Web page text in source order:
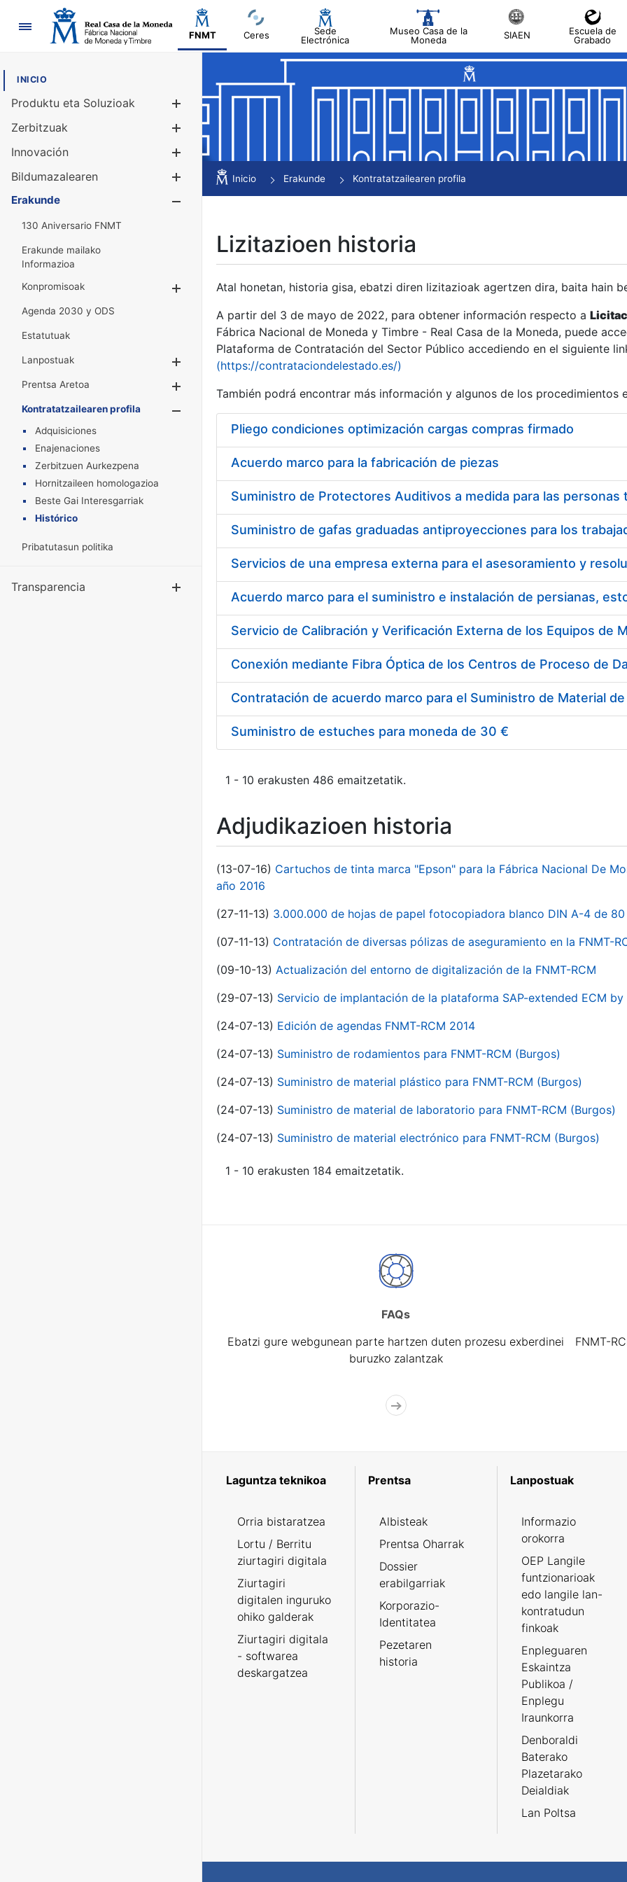
Nabigazioa
FNMT Ceres
Sede
Electrónica
Museo Casa de la
Moneda
SIAEN
Escuela de
Grabado
INICIO
Produktu eta Soluzioak
Erakutsi/Ezkutatu
Zerbitzuak
Innovación
Bildumazalearen
Erakutsi/Ezkutatu
Erakunde
130 Aniversario FNMT
Erakunde mailako
Informazioa
Konpromisoak
Erakutsi/Ezkutatu
Agenda 2030 y ODS
Estatutuak
Lanpostuak
Erakutsi/Ezkutatu
Prentsa Aretoa
Erakutsi/Ezkutatu
Kontratatzailearen profila
Erakutsi/Ezkutatu
Adquisiciones
Enajenaciones
Zerbitzuen Aurkezpena
Hornitzaileen homologazioa
Beste Gai Interesgarriak
Histórico
Pribatutasun politika
Transparencia Erakutsi/Ezkutatu
Inicio Erakunde Kontratatzailearen profila
Lizitazioen historia
Atal honetan, historia gisa, ebatzi diren lizitazioak agertzen dira, baita hain
A partir del 3 de mayo de 2022, para obtener información respecto a
Fábrica Nacional de Moneda y Timbre - Real Casa de la Moneda, puede
Plataforma de Contratación del Sector Público accediendo en el siguiente
(https://contrataciondelestado.es/)
También podrá encontrar más información y algunos de los procedimientos
Pliego condiciones optimización cargas compras firmado
Acuerdo marco para la fabricación de piezas
Acuerdo marco para el suministro e instalación de persianas,
Suministro de estuches para moneda de 30 €
1 - 10 erakusten 486 emaitzetatik.
Adjudikazioen historia
(13-07-16) Cartuchos de tinta marca "Epson" para la Fábrica Nacional De
año 2016
(27-11-13) 3.000.000 de hojas de papel fotocopiadora blanco DIN A-4 de 80
(07-11-13) Contratación de diversas pólizas de aseguramiento en la FNMT-
(09-10-13) Actualización del entorno de digitalización de la FNMT-RCM
(29-07-13) Servicio de implantación de la plataforma SAP-extended ECM by
(24-07-13) Edición de agendas FNMT-RCM 2014
(24-07-13) Suministro de rodamientos para FNMT-RCM (Burgos)
(24-07-13) Suministro de material plástico para FNMT-RCM (Burgos)
(24-07-13) Suministro de material de laboratorio para FNMT-RCM (Burgos)
(24-07-13) Suministro de material electrónico para FNMT-RCM (Burgos)
1 - 10 erakusten 184 emaitzetatik.
FAQs
Ebatzi gure webgunean parte hartzen duten prozesu exberdinei
buruzko zalantzak
FNMT-
Laguntza teknikoa
Orria bistaratzea
Lortu / Berritu
ziurtagiri digitala
Ziurtagiri
digitalen inguruko
ohiko galderak
Ziurtagiri digitala
- softwarea
deskargatzea
Prentsa
Albisteak
Prentsa Oharrak
Dossier
erabilgarriak
Korporazio-
Identitatea
Pezetaren
historia
Lanpostuak
Informazio
orokorra
OEP Langile
funtzionarioak
edo langile lan-
kontratudun
finkoak
Enpleguaren
Eskaintza
Publikoa /
Enplegu
Iraunkorra
Denboraldi
Baterako
Plazetarako
Deialdiak
Lan Poltsa